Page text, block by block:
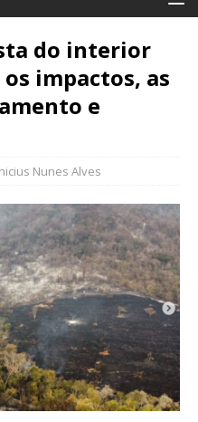
do interior
impactos, as
e
Nunes Alves